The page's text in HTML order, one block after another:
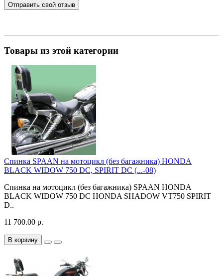
Отправить свой отзыв
Товары из этой категории
Спинка SPAAN на мотоцикл (без багажника) HONDA
BLACK WIDOW 750 DC, SPIRIT DC (...-08)
Спинка на мотоцикл (без багажника) SPAAN HONDA
BLACK WIDOW 750 DC HONDA SHADOW VT750 SPIRIT
D..
11 700.00 р.
В корзину